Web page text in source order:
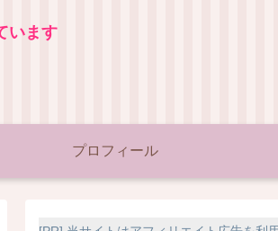
います
プロフィール